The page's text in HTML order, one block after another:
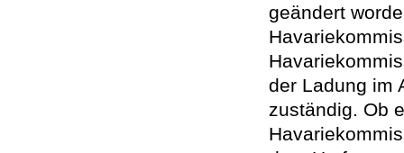
geändert
der Ladung im
zuständig. Ob